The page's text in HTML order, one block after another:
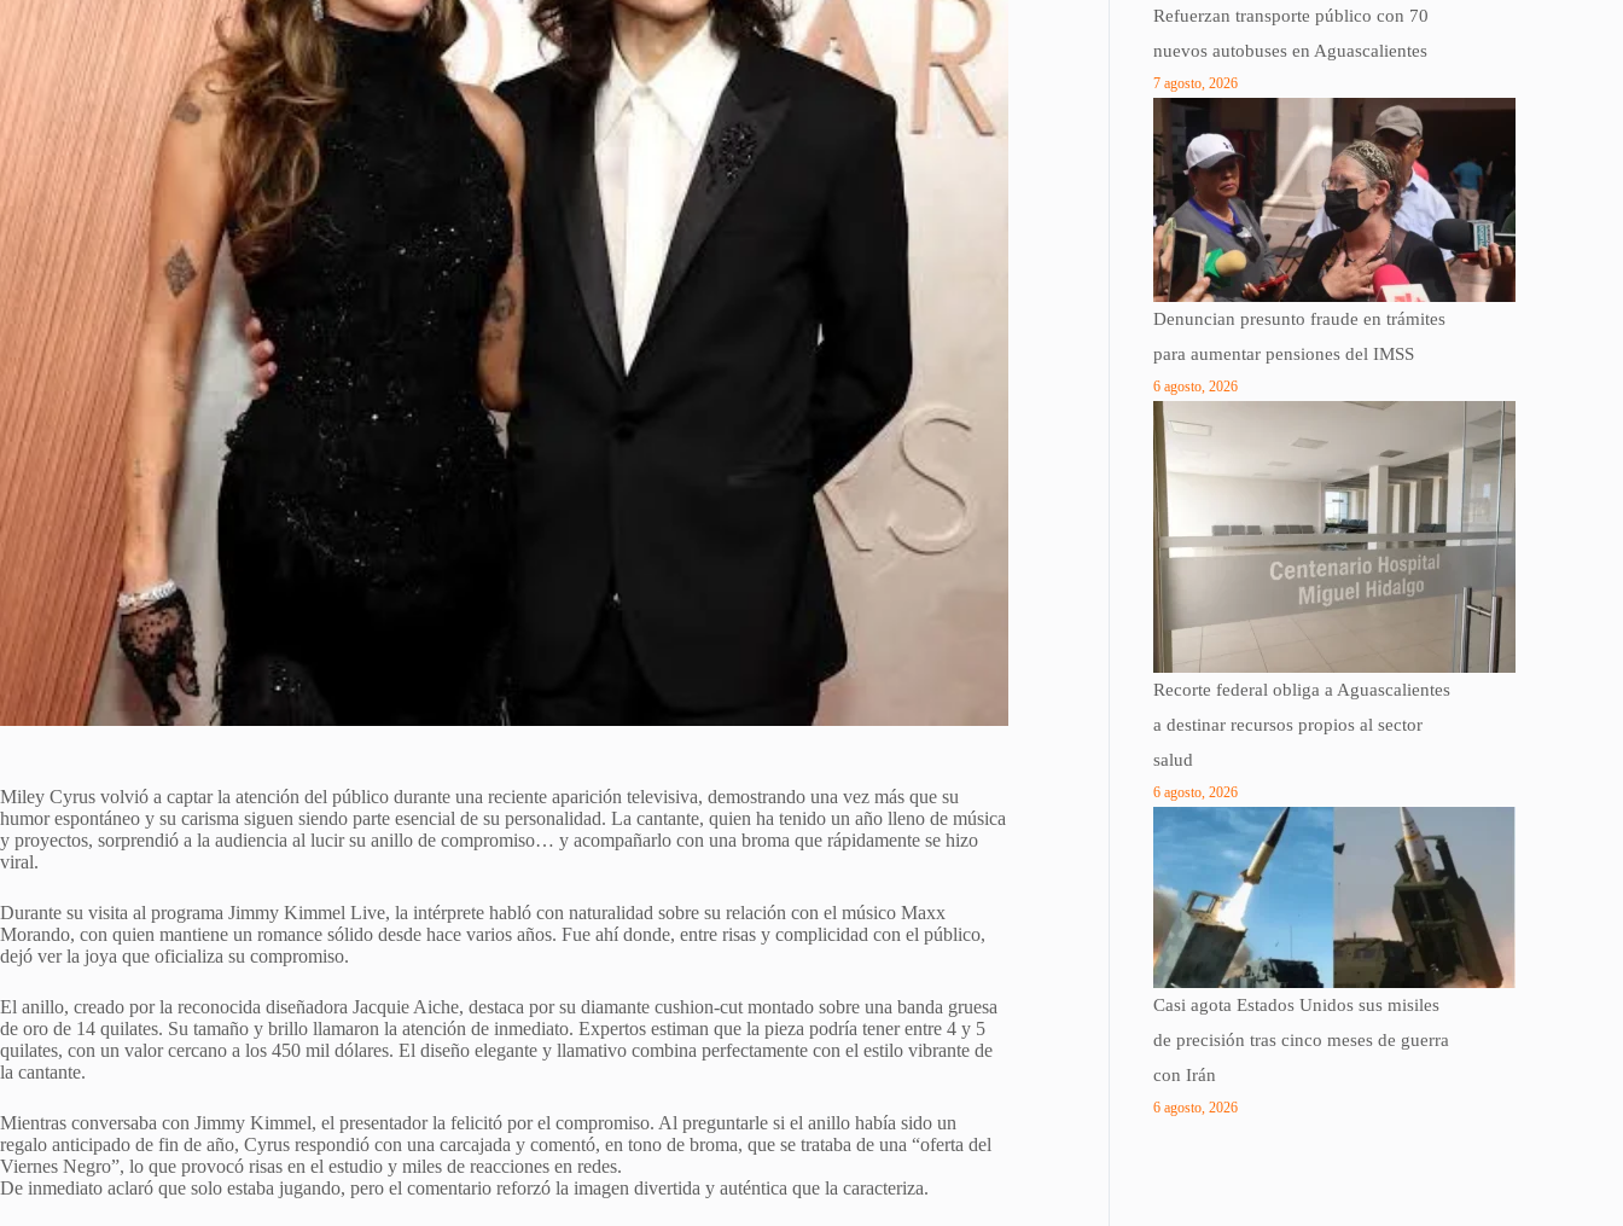
Miley Cyrus volvió a captar la atención del público durante una reciente aparición televisiva, demostrando una vez más que su
humor espontáneo y su carisma siguen siendo parte esencial de su personalidad. La cantante, quien ha tenido un año lleno de música
y proyectos, sorprendió a la audiencia al lucir su anillo de compromiso… y acompañarlo con una broma que rápidamente se hizo
viral.
Durante su visita al programa Jimmy Kimmel Live, la intérprete habló con naturalidad sobre su relación con el músico Maxx
Morando, con quien mantiene un romance sólido desde hace varios años. Fue ahí donde, entre risas y complicidad con el público,
dejó ver la joya que oficializa su compromiso.
El anillo, creado por la reconocida diseñadora Jacquie Aiche, destaca por su diamante cushion-cut montado sobre una banda gruesa
de oro de 14 quilates. Su tamaño y brillo llamaron la atención de inmediato. Expertos estiman que la pieza podría tener entre 4 y 5
quilates, con un valor cercano a los 450 mil dólares. El diseño elegante y llamativo combina perfectamente con el estilo vibrante de
la cantante.
Mientras conversaba con Jimmy Kimmel, el presentador la felicitó por el compromiso. Al preguntarle si el anillo había sido un
regalo anticipado de fin de año, Cyrus respondió con una carcajada y comentó, en tono de broma, que se trataba de una “oferta del
Viernes Negro”, lo que provocó risas en el estudio y miles de reacciones en redes.
De inmediato aclaró que solo estaba jugando, pero el comentario reforzó la imagen divertida y auténtica que la caracteriza.
Refuerzan transporte público con 70
nuevos autobuses en Aguascalientes
7 agosto, 2026
Denuncian presunto fraude en trámites
para aumentar pensiones del IMSS
6 agosto, 2026
Recorte federal obliga a Aguascalientes
a destinar recursos propios al sector
salud
6 agosto, 2026
Casi agota Estados Unidos sus misiles
de precisión tras cinco meses de guerra
con Irán
6 agosto, 2026